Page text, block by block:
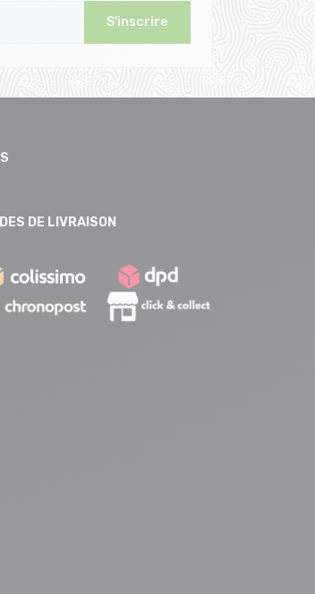
S'inscrire
DE LIVRAISON